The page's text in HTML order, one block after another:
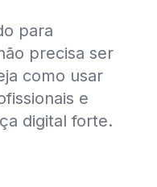
para
precisa ser
como usar
e
digital forte.